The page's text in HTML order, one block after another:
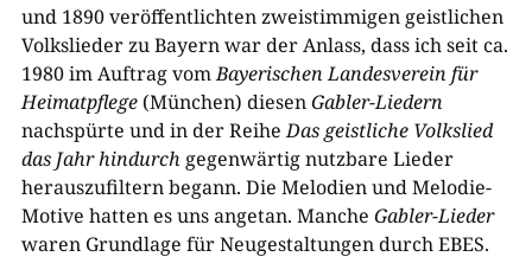
und 1890 veröffentlichten zweistimmigen geistlichen
Volkslieder zu Bayern war der Anlass, dass ich seit ca.
1980 im Auftrag vomBayerischen Landesverein für
Heimatpflege(München) diesenGabler-Liedern
nachspürte und in der ReiheDas geistliche Volkslied
das Jahr hindurch gegenwärtig nutzbare Lieder
herauszufiltern begann. Die Melodien und Melodie-
Motive hatten es uns angetan. Manche Gabler-Lieder
waren Grundlage für Neugestaltungen durch EBES.